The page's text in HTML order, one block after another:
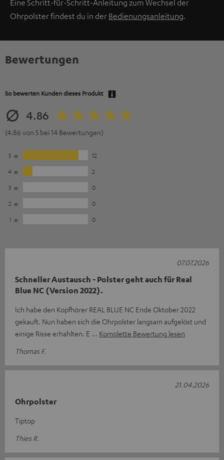
Eine Schritt-für-Schritt-Anleitung zum Wechsel der
Ohrpolster findest du in der Bedienungsanleitung.
Bewertungen
So bewerten Kunden dieses Produkt
4.86
(4.86 von 5 bei 14 Bewertungen)
5
12
4
2
3
0
2
0
1
0
Schneller Austausch - Polster geht auch für Real
Blue NC (Version 2022).
Ich habe den Kopfhörer REAL BLUE NC Ende Oktober 2022
gekauft. Nun haben sich die Ohrpolster langsam aufgelöst und
einige Risse erhahlten. E
Komplette Bewertung lesen
Thomas F.
07.07.2026
Ohrpolster
Tiptop
Thies R.
21.04.2026